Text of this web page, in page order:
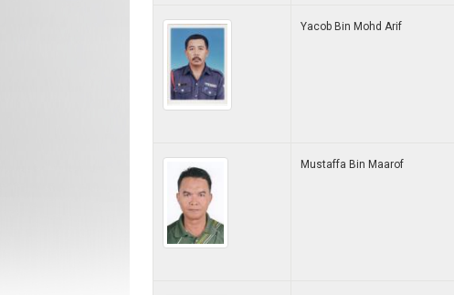
Yacob Bin Mohd Arif
Mustaffa Bin Maarof